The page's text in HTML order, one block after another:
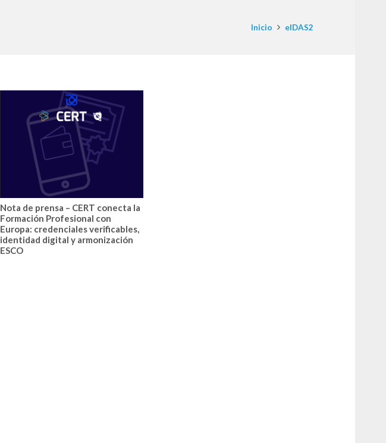
Inicio eIDAS2
Nota de prensa – CERT conecta la
Formación Profesional con
Europa: credenciales verificables,
identidad digital y armonización
ESCO